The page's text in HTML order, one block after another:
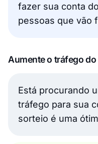
fazer sua conta
pessoas que vão
Aumente o tráfego do
Está procurando
tráfego para sua
sorteio é uma